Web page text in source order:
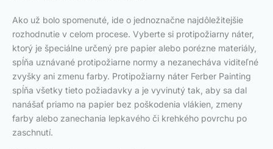
Ako už bolo spomenuté, ide o jednoznačne najdôležitejšie
rozhodnutie v celom procese. Vyberte si protipožiarny náter,
ktorý je špeciálne určený pre papier alebo porézne materiály,
spĺňa uznávané protipožiarne normy a nezanecháva viditeľné
zvyšky ani zmenu farby. Protipožiarny náter Ferber Painting
spĺňa všetky tieto požiadavky a je vyvinutý tak, aby sa dal
nanášať priamo na papier bez poškodenia vlákien, zmeny
farby alebo zanechania lepkavého či krehkého povrchu po
zaschnutí.